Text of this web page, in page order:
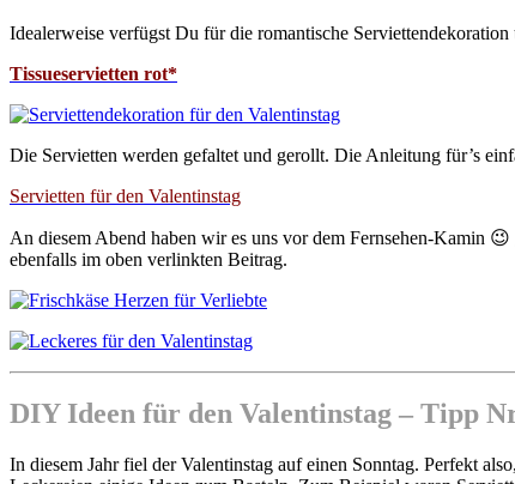
Idealerweise verfügst Du für die romantische
Tissueservietten rot*
Die Servietten werden gefaltet und gerollt. Die Anleitung für’s
Servietten für den Valentinstag
An diesem Abend haben wir es uns vor dem Fernsehen-Kamin
ebenfalls im oben verlinkten Beitrag.
DIY Ideen für den Valentinstag – Tipp
In diesem Jahr fiel der Valentinstag auf einen Sonntag. Perfekt